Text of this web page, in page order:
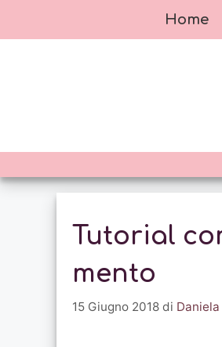
al
Home
Tutorial
mento
15 Giugno 2018 di Daniela